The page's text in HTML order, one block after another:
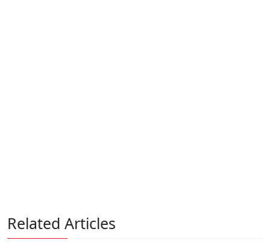
Related Articles